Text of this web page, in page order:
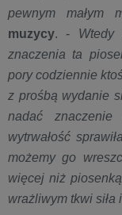
pewnym małym
muzycy. - Wtedy
znaczenia ta
pory codziennie
z prośbą wydanie
nadać
wytrwałość
możemy go
więcej niż
wrażliwym tkwi siła